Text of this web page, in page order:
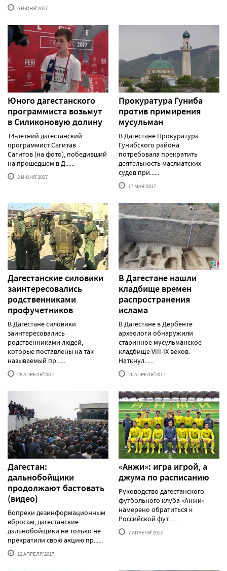
6 ИЮНЯ'2017
Юного дагестанского
программиста возьмут
в Силиконовую долину
14-летний дагестанский
программист Сагитав
Сагитов (на фото), победивший
на прошедшем в Д......
2 ИЮНЯ'2017
Прокуратура Гуниба
против примирения
мусульман
В Дагестане Прокуратура
Гунибского района
потребовала прекратить
деятельность маслиатских
судов при......
17 МАЯ'2017
Дагестанские силовики
заинтересовались
родственниками
профучетников
В Дагестане силовики
заинтересовались
родственниками людей,
которые поставлены на так
называемый пр......
28 АПРЕЛЯ'2017
В Дагестане нашли
кладбище времен
распространения
ислама
В Дагестане в Дербенте
археологи обнаружили
старинное мусульманское
кладбище VIII-IX веков.
Наткнул......
26 АПРЕЛЯ'2017
Дагестан:
дальнобойщики
продолжают бастовать
(видео)
Вопреки дезинформационным
вбросам, дагестанские
дальнобойщики не только не
прекратили свою акцию пр......
12 АПРЕЛЯ'2017
«Анжи»: игра игрой, а
джума по расписанию
Руководство дагестанского
футбольного клуба «Анжи»
намерено обратиться к
Российской фут......
7 АПРЕЛЯ'2017